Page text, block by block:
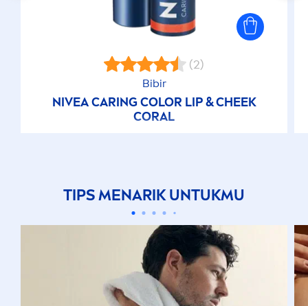
(2)
Bibir
NIVEACARINGCOLOR LIP& CHEEK
CORAL
TIPSMENARIK UNTUKMU